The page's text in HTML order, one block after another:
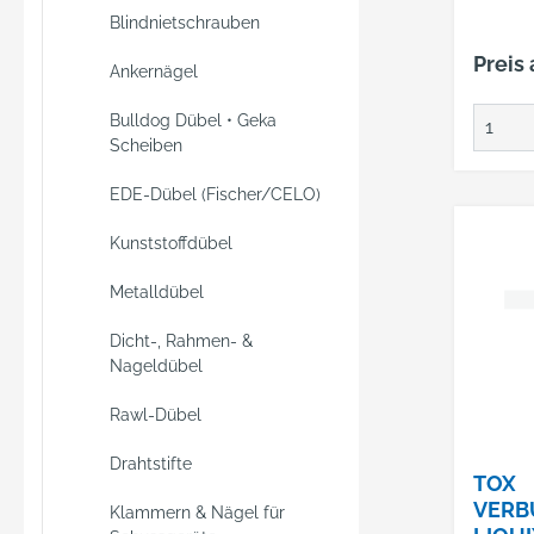
Blindnietschrauben
Ankernägel
Bulldog Dübel • Geka
Scheiben
EDE-Dübel (Fischer/CELO)
Kunststoffdübel
Metalldübel
Dicht-, Rahmen- &
Nageldübel
Rawl-Dübel
Drahtstifte
Klammern & Nägel für
Preis
TOX